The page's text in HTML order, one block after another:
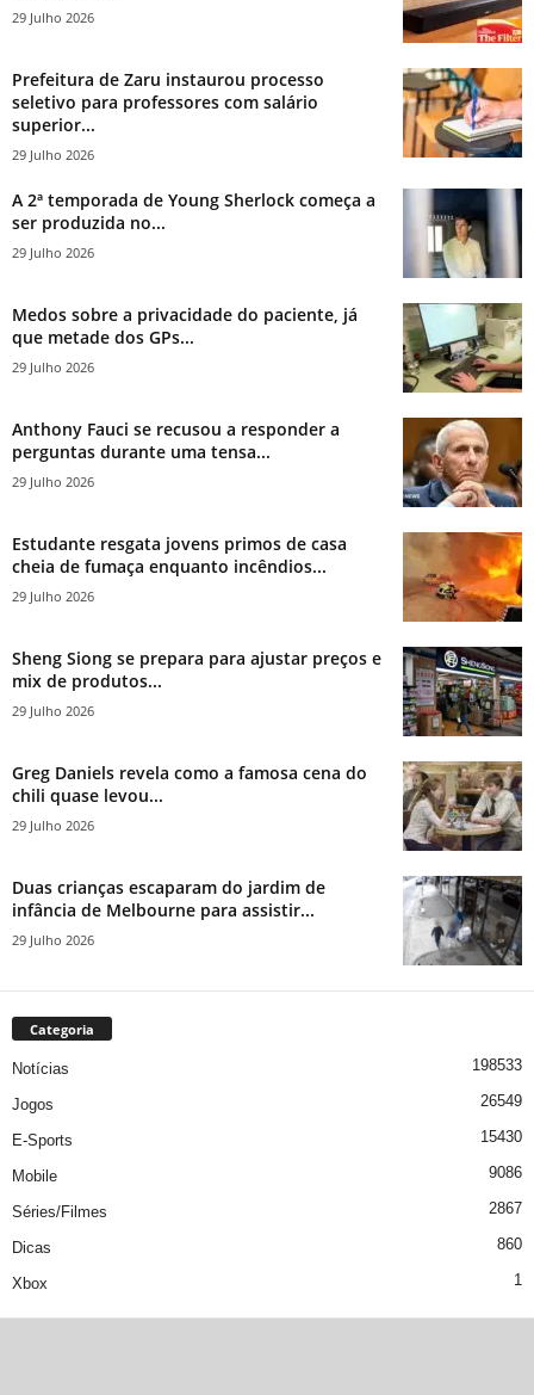
29 Julho 2026
Prefeitura de Zaru instaurou processo
seletivo para professores com salário
superior...
29 Julho 2026
A 2ª temporada de Young Sherlock começa a
ser produzida no...
29 Julho 2026
Medos sobre a privacidade do paciente, já
que metade dos GPs...
29 Julho 2026
Anthony Fauci se recusou a responder a
perguntas durante uma tensa...
29 Julho 2026
Estudante resgata jovens primos de casa
cheia de fumaça enquanto incêndios...
29 Julho 2026
Sheng Siong se prepara para ajustar preços e
mix de produtos...
29 Julho 2026
Greg Daniels revela como a famosa cena do
chili quase levou...
29 Julho 2026
Duas crianças escaparam do jardim de
infância de Melbourne para assistir...
29 Julho 2026
Categoria
Notícias 198533
Jogos 26549
E-Sports 15430
Mobile 9086
Séries/Filmes 2867
Dicas 860
Xbox 1